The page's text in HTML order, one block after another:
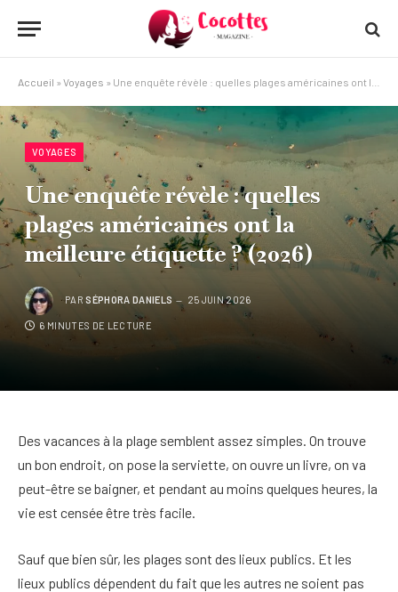
Accueil » Voyages » Une enquête révèle : quelles plages américaines ont la meilleure étiquette ? (2026)
VOYAGES
Une enquête révèle : quelles
plages américaines ont la
meilleure étiquette ? (2026)
PAR SÉPHORA DANIELS 25 JUIN 2026
6 MINUTES DE LECTURE
Des vacances à la plage semblent assez simples. On trouve
un bon endroit, on pose la serviette, on ouvre un livre, on va
peut-être se baigner, et pendant au moins quelques heures, la
vie est censée être très facile.
Sauf que bien sûr, les plages sont des lieux publics. Et les
lieux publics dépendent du fait que les autres ne soient pas